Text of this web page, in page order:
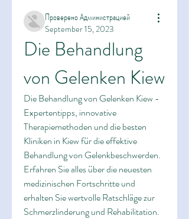
Проверено Администрацией
September 15, 2023
Die Behandlung
von Gelenken Kiew
Die Behandlung von Gelenken Kiew -
Expertentipps, innovative
Therapiemethoden und die besten
Kliniken in Kiew für die effektive
Behandlung von Gelenkbeschwerden.
Erfahren Sie alles über die neuesten
medizinischen Fortschritte und
erhalten Sie wertvolle Ratschläge zur
Schmerzlinderung und Rehabilitation.